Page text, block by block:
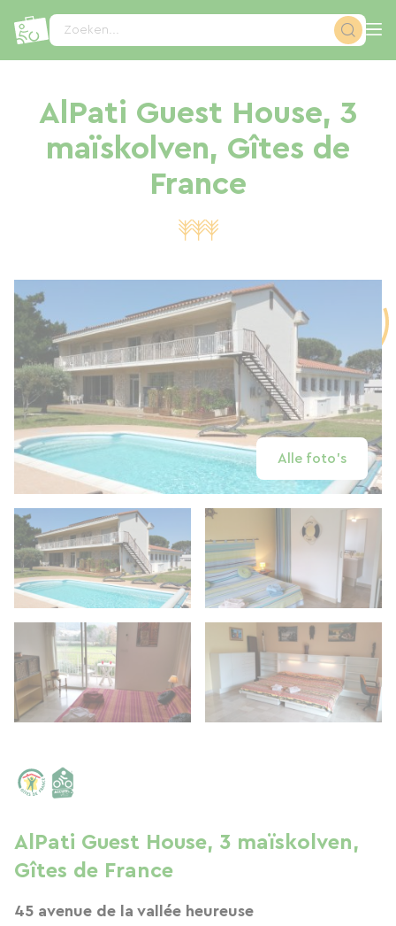
Zoeken...
AlPati Guest House, 3
maïskolven, Gîtes de
France
Alle foto's
AlPati Guest House, 3 maïskolven,
Gîtes de France
45 avenue de la vallée heureuse
Cookies beheer paneel